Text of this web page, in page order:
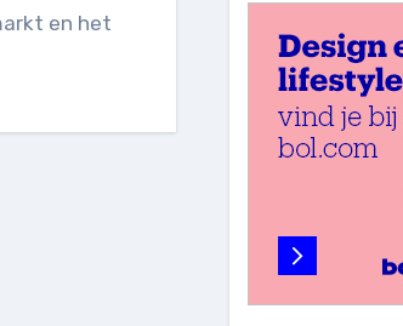
en het